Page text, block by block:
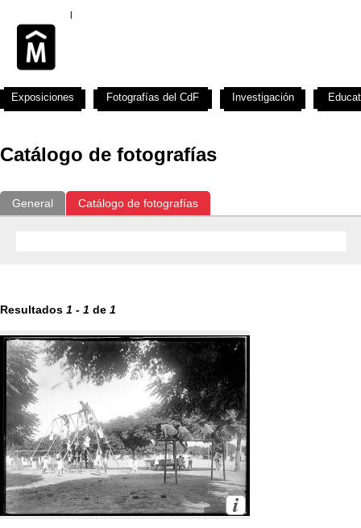
Catálogo de fotografías
General Catálogo de fotografías
Resultados 1 - 1 de 1
Exposiciones Fotografías del CdF Investigación